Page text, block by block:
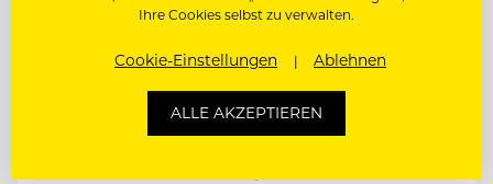
TOP ARBEITGEBER
Knappenhof
Ihre Cookies selbst zu verwalten.
Cookie-Einstellungen Ablehnen
ALLE AKZEPTIEREN